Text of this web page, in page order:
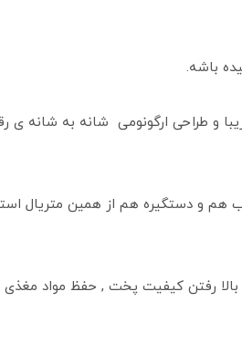
باشه.
زیبا و طراحی ارگونومی شانه به شانه
در قسمت درب هم و دستگیره هم از همین
رفتن کیفیت پخت , حفظ مواد مغذی